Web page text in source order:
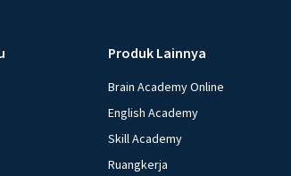
Produk Lainnya
Brain Academy Online
English Academy
Skill Academy
Ruangkerja